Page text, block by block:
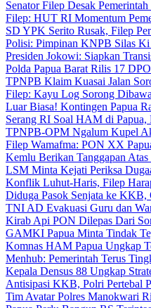
Senator Filep Desak
Filep: HUT RI Momentum
SD YPK Serito Rusak, Filep
Polisi: Pimpinan KNPB Silas
Presiden Jokowi: Siapkan
Polda Papua Barat Rilis 17
TPNPB Klaim Kuasai Jalan
Filep: Kayu Log Sorong
Luar Biasa! Kontingen Papua
Serang RI Soal HAM di Papua,
TPNPB-OPM Ngalum Kupel
Filep Wamafma: PON XX
Kemlu Berikan Tanggapan
LSM Minta Kejati Periksa
Konflik Luhut-Haris, Filep
Diduga Pasok Senjata ke
TNI AD Evakuasi Guru dan
Kirab Api PON Dilepas Dari
GAMKI Papua Minta Tindak
Komnas HAM Papua Ungkap
Menhub: Pemerintah Terus
Kepala Densus 88 Ungkap
Antisipasi KKB, Polri Pertebal
Tim Avatar Polres Manokwari